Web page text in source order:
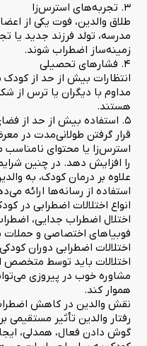
۳. تجربه‌های استرس‌زا
طلاق والدین، فوت یکی از
مدرسه، تولد فرزند جدید یا
زمینه‌ساز اضطراب شوند.
۴. فشارهای تحصیلی
انتظارات بیش از حد از
مداوم با دیگران یا ترس از
هستند.
۵. استفاده بیش از حد از فضای مجازی
قرار گرفتن طولانی‌مدت در
استرس‌زا یا محتوای
را افزایش دهد. در چنین
علاوه بر درمان کودک، به
استفاده از رسانه‌ها ارائه
انواع اختلالات اضطرابی در
اختلال اضطراب جدایی،
فوبیاهای اختصاصی و حملات
اختلالات اضطرابی دوران
اختلالات باید توسط متخصص
مشاوره خوب در پیروزی
هموار کند.
نقش والدین در کاهش
رفتار والدین تأثیر
گوش دادن فعال، همدلی،